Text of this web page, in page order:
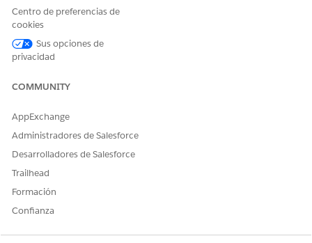
Realizar un seguimiento de versiones y solicitudes de
cambio en el calendario de servicio de TI
realizar un seguimiento y gestionar de forma efectiva
versiones y solicitudes de cambio. Esta vista centralizada
oportuna de actualizaciones críticas.
¿RESOLVIÓ ESTE ARTÍCULO SU PROBLEMA?
Centro de preferencias de
cookies
Sus opciones de
privacidad
COMMUNITY
AppExchange
Administradores de Salesforce
Desarrolladores de Salesforce
Trailhead
Formación
Confianza